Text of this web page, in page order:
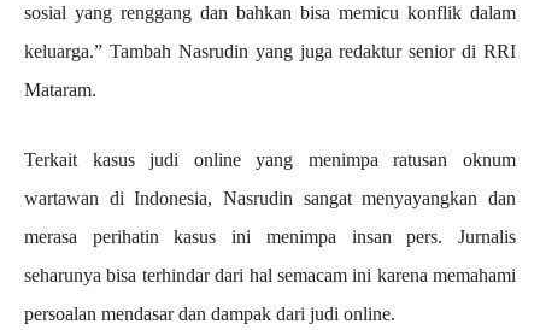
sosial yang renggang dan bahkan bisa memicu konflik dalam
keluarga.” Tambah Nasrudin yang juga redaktur senior di RRI
Mataram.
Terkait kasus judi online yang menimpa ratusan oknum
wartawan di Indonesia, Nasrudin sangat menyayangkan dan
merasa perihatin kasus ini menimpa insan pers. Jurnalis
seharunya bisa terhindar dari hal semacam ini karena memahami
persoalan mendasar dan dampak dari judi online.